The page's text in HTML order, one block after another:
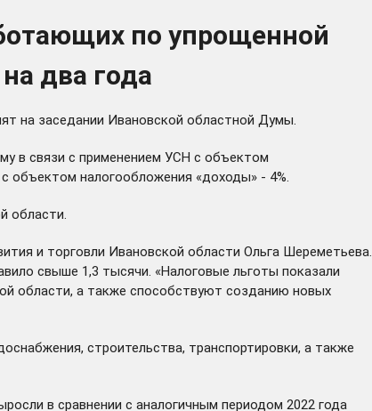
по упрощенной
два года
на заседании Ивановской областной Думы.
в связи с применением УСН с объектом
объектом налогообложения «доходы» - 4%.
области.
и торговли Ивановской области Ольга Шереметьева.
свыше 1,3 тысячи. «Налоговые льготы показали
области, а также способствуют созданию новых
строительства, транспортировки, а также
в сравнении с аналогичным периодом 2022 года